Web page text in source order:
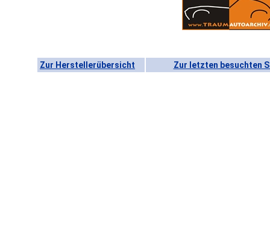
Zur Herstellerübersicht Zur letzten besuchten